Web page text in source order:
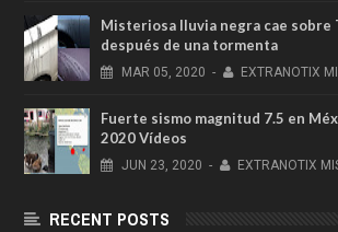
Misteriosa lluvia negra cae sobre
después de una tormenta
MAR 05, 2020 - EXTRANOTIX
Fuerte sismo magnitud 7.5 en
2020 Vídeos
JUN 23, 2020 - EXTRANOTIX
RECENT POSTS